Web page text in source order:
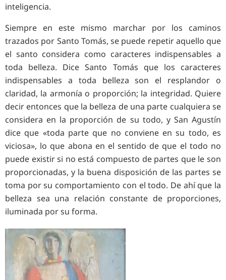
inteligencia.
Siempre en este mismo marchar por los caminos
trazados por Santo Tomás, se puede repetir aquello que
el santo considera como caracteres indispensables a
toda belleza. Dice Santo Tomás que los caracteres
indispensables a toda belleza son el resplandor o
claridad, la armonía o proporción; la integridad. Quiere
decir entonces que la belleza de una parte cualquiera se
considera en la proporción de su todo, y San Agustín
dice que «toda parte que no conviene en su todo, es
viciosa», lo que abona en el sentido de que el todo no
puede existir si no está compuesto de partes que le son
proporcionadas, y la buena disposición de las partes se
toma por su comportamiento con el todo. De ahí que la
belleza sea una relación constante de proporciones,
iluminada por su forma.